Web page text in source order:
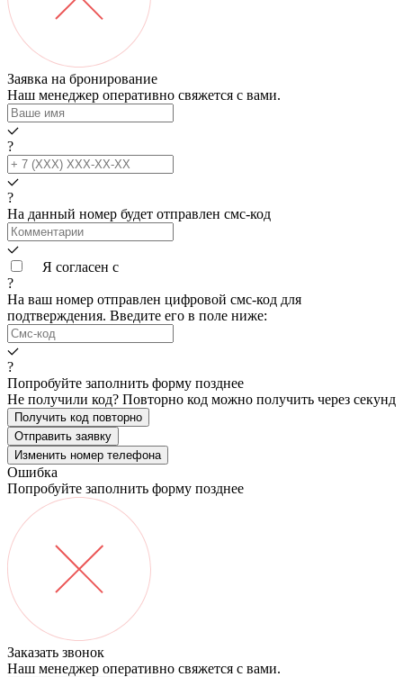
Заявка на бронирование
Наш менеджер оперативно свяжется с вами.
?
?
На данный номер будет отправлен смс‑код
Я согласен с
?
На ваш номер отправлен цифровой смс-код для
подтверждения. Введите его в поле ниже:
?
Попробуйте заполнить форму позднее
Не получили код? Повторно код можно получить через секунд
Получить код повторно
Отправить заявку
Изменить номер телефона
Ошибка
Попробуйте заполнить форму позднее
Заказать звонок
Наш менеджер оперативно свяжется с вами.